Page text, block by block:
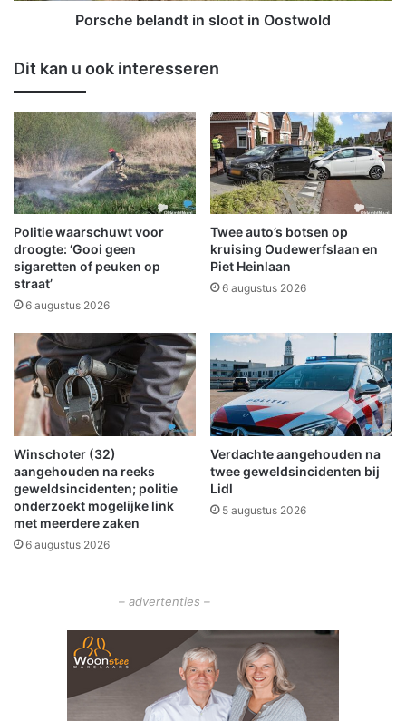
k
a
n
t
i
e
M
i
d
d
e
n
e
o
o
d
t
i
n
s
l
o
o
t
i
n
O
o
t
w
o
Porsche belandt in sloot in Oostwold
Dit kan u ook interesseren
Politie waarschuwt voor
droogte: ‘Gooi geen
sigaretten of peuken op
straat’
6 augustus 2026
Twee auto’s botsen op
kruising Oudewerfslaan en
Piet Heinlaan
6 augustus 2026
Winschoter (32)
aangehouden na reeks
geweldsincidenten; politie
onderzoekt mogelijke link
met meerdere zaken
6 augustus 2026
Verdachte aangehouden na
twee geweldsincidenten bij
Lidl
5 augustus 2026
– advertenties –